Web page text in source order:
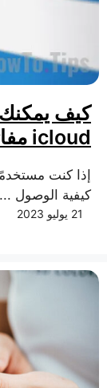
كيف
icloud مفاتيح في Chrome
كيفية الوصول ...
21 يوليو 2023